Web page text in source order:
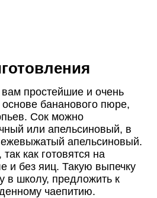
простейшие и очень
бананового пюре,
Сок можно
или апельсиновый, в
апельсиновый.
как готовятся на
и без яиц. Такую выпечку
в школу, предложить к
чаепитию.